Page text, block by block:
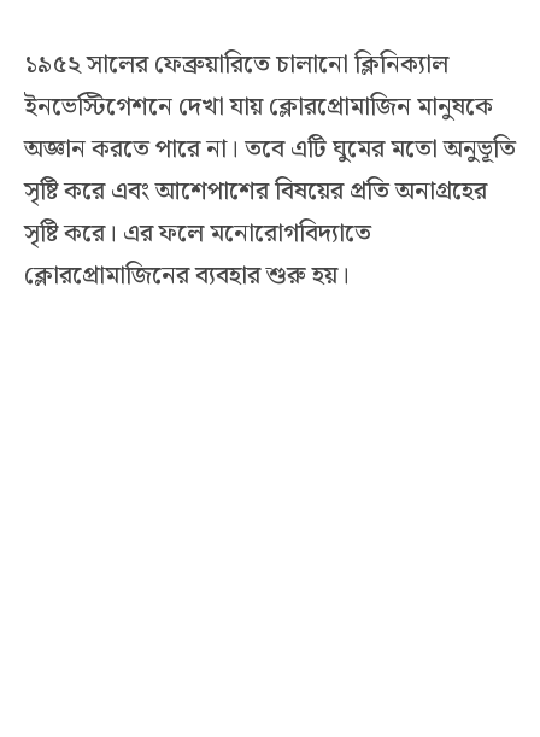
১৯৫২ সালের ফেব্রুয়ারিতে চালানো ক্লিনিক্যাল
ইনভেস্টিগেশনে দেখা যায় ক্লোরপ্রোমাজিন মানুষকে
অজ্ঞান করতে পারে না। তবে এটি ঘুমের মতো অনুভূতি
সৃষ্টি করে এবং আশেপাশের বিষয়ের প্রতি অনাগ্রহের
সৃষ্টি করে। এর ফলে মনোরোগবিদ্যাতে
ক্লোরপ্রোমাজিনের ব্যবহার শুরু হয়।